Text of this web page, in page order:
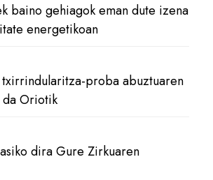
baino gehiagok eman dute izena
energetikoan
txirrindularitza-proba abuztuaren
da Oriotik
dira Gure Zirkuaren